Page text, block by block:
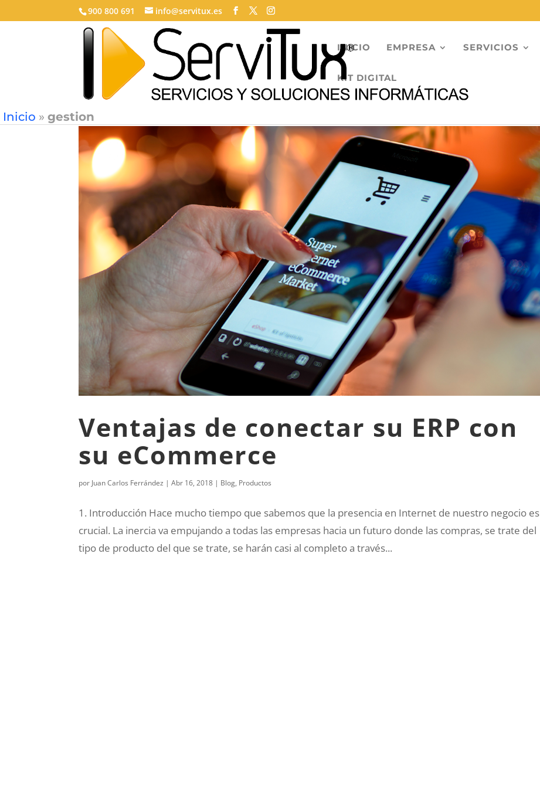
900 800 691 info@servitux.es
INICIO EMPRESA SERVICIOS
KIT DIGITAL
Inicio » gestion
Ventajas de conectar su ERP con
su eCommerce
por Juan Carlos Ferrández |Abr 16, 2018 | Blog, Productos
1. Introducción Hace mucho tiempo que sabemos que la presencia en Internet de nuestro negocio es
crucial. La inercia va empujando a todas las empresas hacia un futuro donde las compras, se trate del
tipo de producto del que se trate, se harán casi al completo a través...